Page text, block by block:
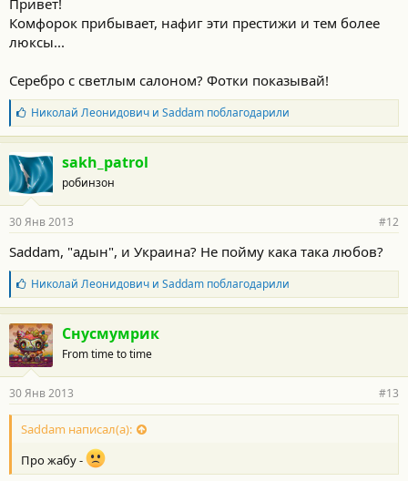
с
т
и
Комфорок прибывает, нафиг эти престижи и тем более
люксы...
Серебро с светлым салоном? Фотки показывай!
Б
л
а
г
о
д
а
н
с
т
и
:
Николай Леонидовичи Saddamпоблагодарили
sakh_patrol
робинзон
30 Янв 2013 #12
Saddam, "адын", и Украина? Не пойму кака така любов?
Б
л
а
г
о
д
а
н
о
с
и
:
Николай Леонидовичи Saddamпоблагодарили
Снусмумрик
From time to time
30 Янв 2013 #13
Saddam написал(а):
Про жабу -